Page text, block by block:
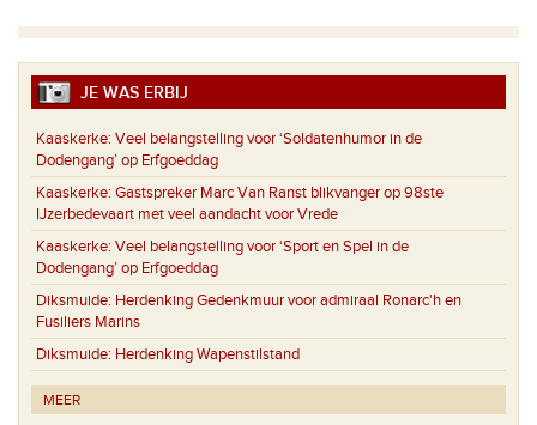
JE WAS ERBIJ
Kaaskerke: Veel belangstelling voor ‘Soldatenhumor in de
Dodengang’ op Erfgoeddag
Kaaskerke: Gastspreker Marc Van Ranst blikvanger op 98ste
IJzerbedevaart met veel aandacht voor Vrede
Kaaskerke: Veel belangstelling voor ‘Sport en Spel in de
Dodengang’ op Erfgoeddag
Diksmuide: Herdenking Gedenkmuur voor admiraal Ronarc'h en
Fusiliers Marins
Diksmuide: Herdenking Wapenstilstand
MEER